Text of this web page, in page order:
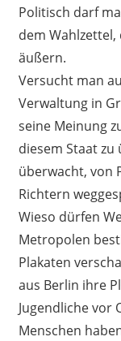
Politisch darf
dem
äußern.
Versucht man
Verwaltung in
seine Meinung
diesem Staat
überwacht, von
Richtern
Wieso dürfen
Metropolen
Plakaten
aus Berlin ihre
Jugendliche vor
Menschen